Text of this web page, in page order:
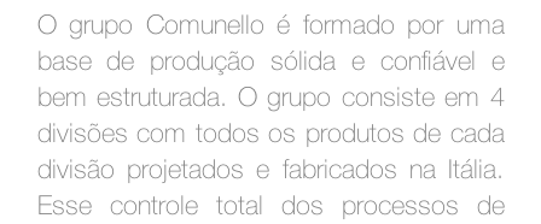
O grupo Comunello é formado por uma
base de produção sólida e confiável e
bem estruturada. O grupo consiste em 4
divisões com todos os produtos de cada
divisão projetados e fabricados na Itália.
Esse controle total dos processos de